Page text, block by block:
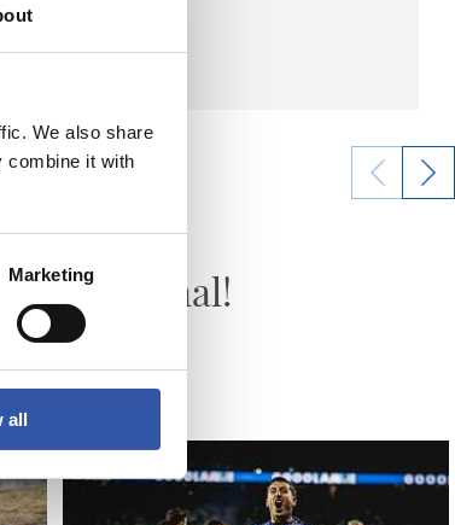
We also share
combine it with
Marketing
all
¡A la final!